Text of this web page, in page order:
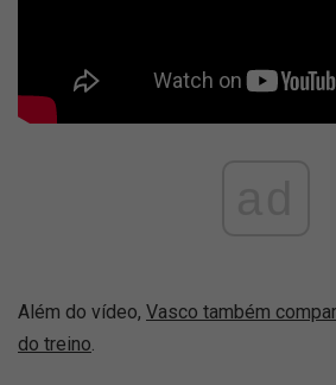
Além do vídeo, Vasco também
do treino.